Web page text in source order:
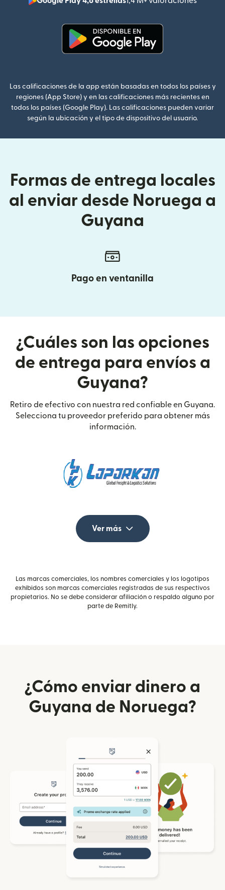
(se
Las calificaciones de la app están basadas en todos los países y
regiones (App Store) y en las calificaciones más recientes en
todos los países (Google Play). Las calificaciones pueden variar
según la ubicación y el tipo de dispositivo del usuario.
Formas de entrega locales
al enviar desde Noruega a
Guyana
Pago en ventanilla
¿Cuáles son las opciones
de entrega para envíos a
Guyana?
Retiro de efectivo con nuestra red confiable en Guyana.
Selecciona tu proveedor preferido para obtener más
información.
Ver más
Las marcas comerciales, los nombres comerciales y los logotipos
exhibidos son marcas comerciales registradas de sus respectivos
propietarios. No se debe considerar afiliación o respaldo alguno por
parte de Remitly.
¿Cómo enviar dinero a
Guyana de Noruega?